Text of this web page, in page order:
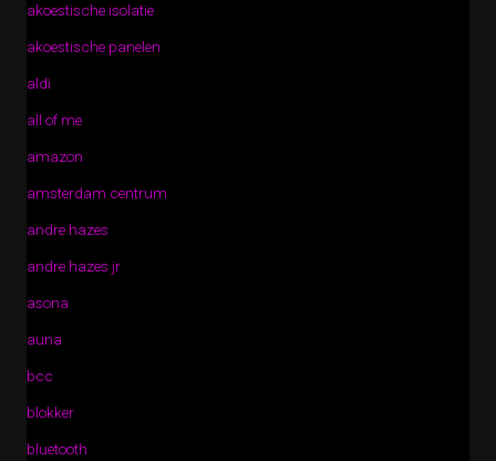
akoestische isolatie
akoestische panelen
aldi
all of me
amazon
amsterdam centrum
andre hazes
andre hazes jr
asona
auna
bcc
blokker
bluetooth